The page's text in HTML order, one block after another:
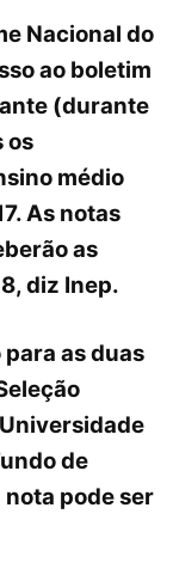
Nacional do
ao boletim
(durante
os
médio
As notas
as
diz Inep.
as duas
de
nota pode ser